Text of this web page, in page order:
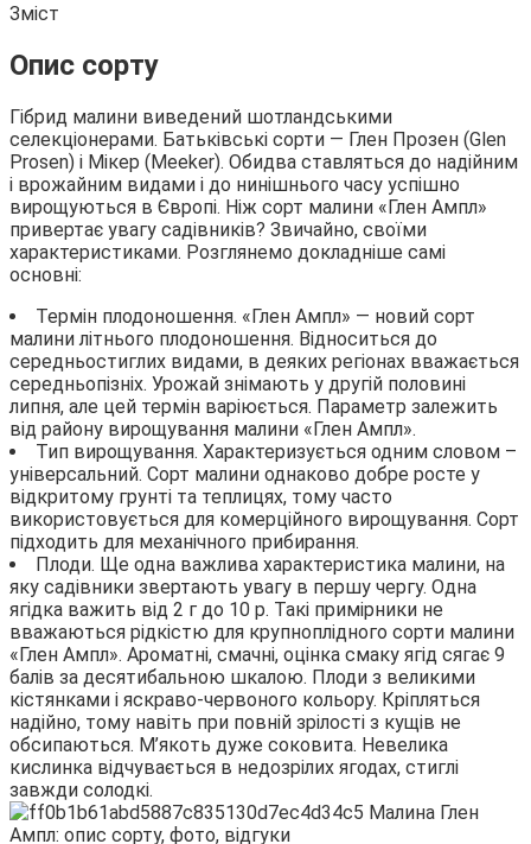
Зміст
Опис сорту
Гібрид малини виведений шотландськими
селекціонерами. Батьківські сорти — Глен Прозен (Glen
Prosen) і Мікер (Meeker). Обидва ставляться до надійним
і врожайним видами і до нинішнього часу успішно
вирощуються в Європі. Ніж сорт малини «Глен Ампл»
привертає увагу садівників? Звичайно, своїми
характеристиками. Розглянемо докладніше самі
основні:
Термін плодоношення. «Глен Ампл» — новий сорт
малини літнього плодоношення. Відноситься до
середньостиглих видами, в деяких регіонах вважається
середньопізніх. Урожай знімають у другій половині
липня, але цей термін варіюється. Параметр залежить
від району вирощування малини «Глен Ампл».
Тип вирощування. Характеризується одним словом –
універсальний. Сорт малини однаково добре росте у
відкритому грунті та теплицях, тому часто
використовується для комерційного вирощування. Сорт
підходить для механічного прибирання.
Плоди. Ще одна важлива характеристика малини, на
яку садівники звертають увагу в першу чергу. Одна
ягідка важить від 2 г до 10 р. Такі примірники не
вважаються рідкістю для крупноплідного сорти малини
«Глен Ампл». Ароматні, смачні, оцінка смаку ягід сягає 9
балів за десятибальною шкалою. Плоди з великими
кістянками і яскраво-червоного кольору. Кріпляться
надійно, тому навіть при повній зрілості з кущів не
обсипаються. М’якоть дуже соковита. Невелика
кислинка відчувається в недозрілих ягодах, стиглі
завжди солодкі.